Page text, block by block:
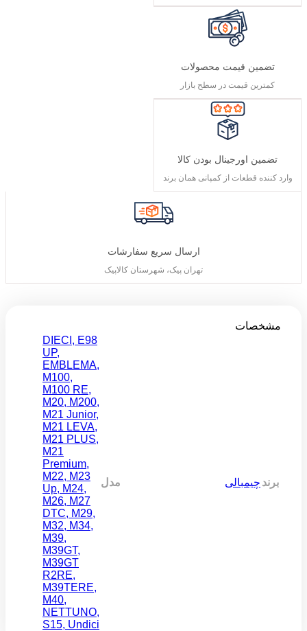
تضمین قیمت محصولات
کمترین قیمت در سطح بازار
تضمین اورجینال بودن کالا
وارد کننده قطعات از کمپانی همان برند
ارسال سریع سفارشات
تهران پیک، شهرستان کالاپیک
مشخصات
برند چیمبالی مدل
DIECI , E98
UP,
EMBLEMA,
M100,
M100 RE,
M20, M200,
M21 Junior,
M21 LEVA,
M21 PLUS,
M21
Premium,
M22, M23
Up, M24,
M26, M27
DTC, M29,
M32, M34,
M39,
M39GT,
M39GT
R2RE,
M39TERE,
M40,
NETTUNO,
S15, Undici